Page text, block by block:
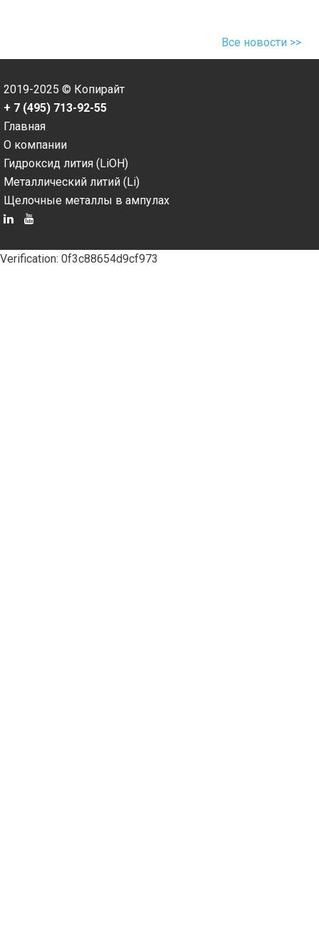
Все новости >>
2019-2025 © Копирайт
+ 7 (495) 713-92-55
Главная
О компании
Гидроксид лития (LiOH)
Металлический литий (Li)
Щелочные металлы в ампулах
Verification: 0f3c88654d9cf973